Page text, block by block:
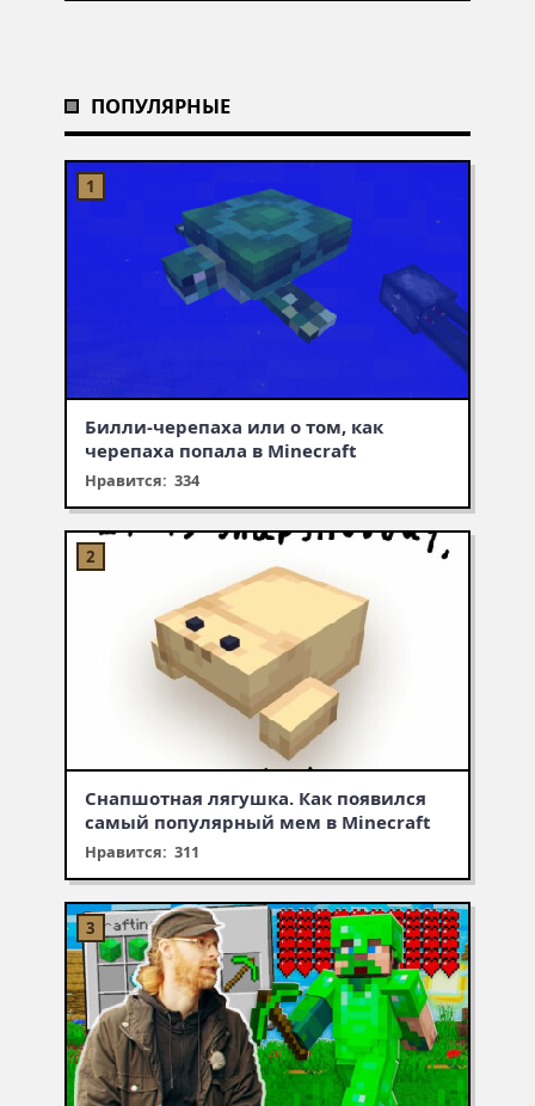
ПОПУЛЯРНЫЕ
Билли-черепаха или о том, как
черепаха попала в Minecraft
Нравится: 334
Снапшотная лягушка. Как появился
самый популярный мем в Minecraft
Нравится: 311